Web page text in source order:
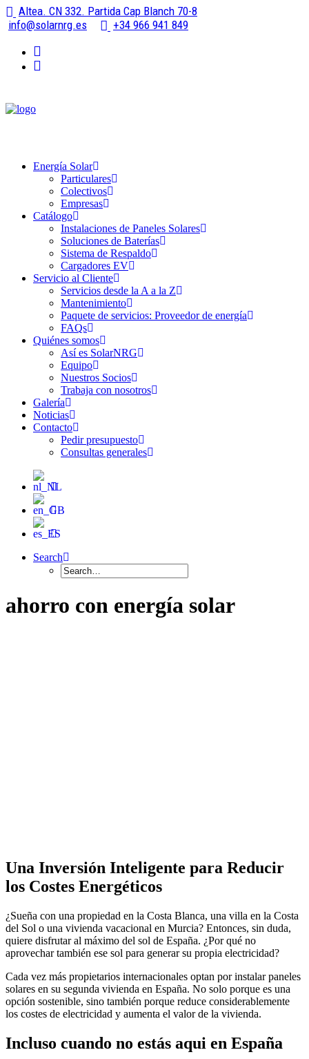
Altea. CN 332. Partida Cap Blanch 70-8
info@solarnrg.es
+34 966 941 849
Energía Solar
Particulares
Colectivos
Empresas
Catálogo
Instalaciones de Paneles Solares
Soluciones de Baterías
Sistema de Respaldo
Cargadores EV
Servicio al Cliente
Servicios desde la A a la Z
Mantenimiento
Paquete de servicios: Proveedor de energía
FAQs
Quiénes somos
Así es SolarNRG
Equipo
Nuestros Socios
Trabaja con nosotros
Galería
Noticias
Contacto
Pedir presupuesto
Consultas generales
Search
ahorro con energía solar
Una Inversión Inteligente para Reducir
los Costes Energéticos
¿Sueña con una propiedad en la Costa Blanca, una villa en la Costa
del Sol o una vivienda vacacional en Murcia? Entonces, sin duda,
quiere disfrutar al máximo del sol de España. ¿Por qué no
aprovechar también ese sol para generar su propia electricidad?
Cada vez más propietarios internacionales optan por instalar paneles
solares en su segunda vivienda en España. No solo porque es una
opción sostenible, sino también porque reduce considerablemente
los costes de electricidad y aumenta el valor de la vivienda.
Incluso cuando no estás aqui en España